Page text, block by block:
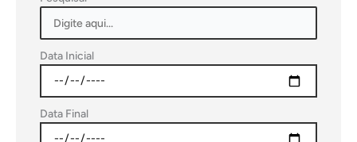
date
to
view
events.
Data Inicial
Data Final